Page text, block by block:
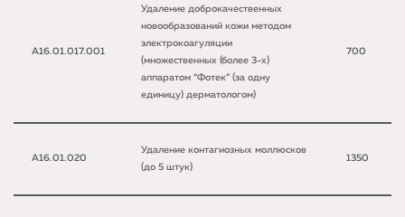
A16.01.017.001
Удаление доброкачественных
новообразований кожи методом
электрокоагуляции
(множественных (более 3-х)
аппаратом “Фотек” (за одну
единицу) дерматологом)
700
A16.01.020
Удаление контагиозных моллюсков
(до 5 штук)
1350